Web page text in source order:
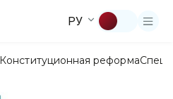
РУ
Конституционная реформа